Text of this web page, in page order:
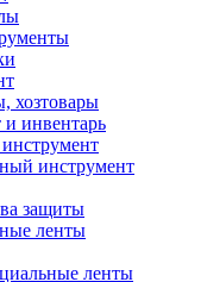
хозтовары
инвентарь
инструмент
защиты
ленты
ленты